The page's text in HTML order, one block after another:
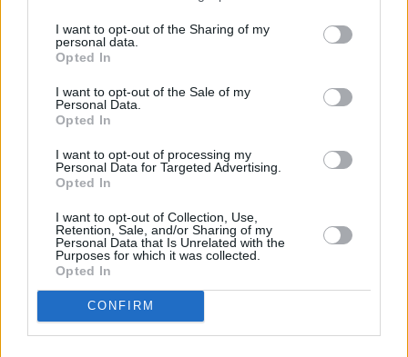
I want to opt-out of the Sharing of my
personal data.
Opted In
I want to opt-out of the Sale of my
Personal Data.
Opted In
I want to opt-out of processing my
Personal Data for Targeted Advertising.
Opted In
I want to opt-out of Collection, Use,
Retention, Sale, and/or Sharing of my
Personal Data that Is Unrelated with the
Purposes for which it was collected.
Opted In
CONFIRM
Det går fint å bruke denne deigen til å lage
kanelboller, skolebrød, kringle og andre typer gjærbakst.
steketiden. Jeg foretrekker å steke bollene ved
230°C. Lager du kringler eller større hvetekaker, må du
da trenger lenge steketid for å bli gjennomstekt.
tint, slik at de ser delikate og nystekte ut.
04.09.2007
Kakekategori
Gjærbakst o.l.
Populært
Barnas beste
Sesong
Vinterbakst
Fastelavn